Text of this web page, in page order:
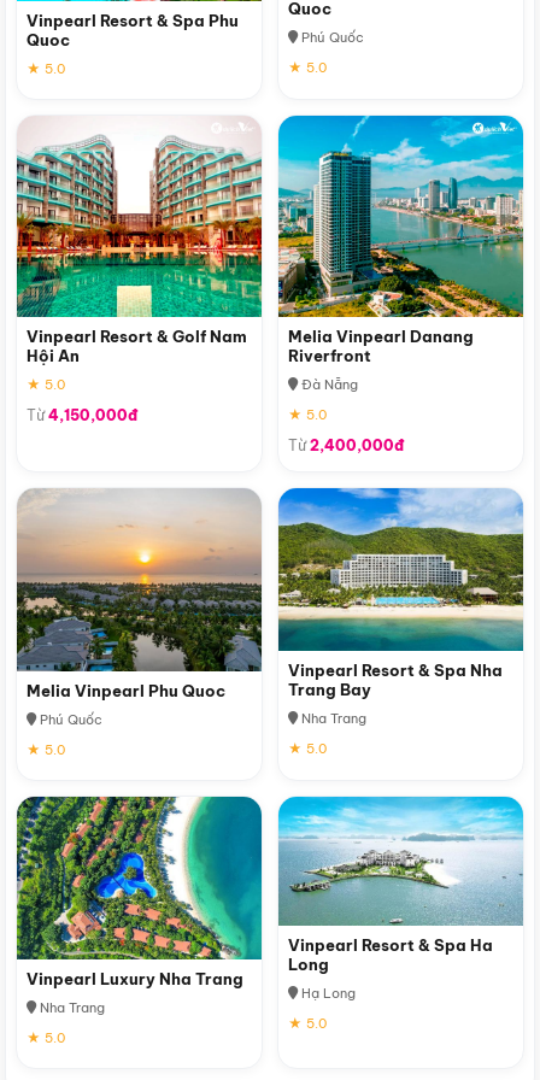
Vinpearl Resort & Spa Phu
Quoc
★ 5.0
Quoc
Phú Quốc
★ 5.0
Vinpearl Resort & Golf Nam
Hội An
★ 5.0
Từ4,150,000đ
Melia Vinpearl Danang
Riverfront
Đà Nẵng
★ 5.0
Từ2,400,000đ
Melia Vinpearl Phu Quoc
Phú Quốc
★ 5.0
Vinpearl Resort & Spa Nha
Trang Bay
Nha Trang
★ 5.0
Vinpearl Luxury Nha Trang
Nha Trang
★ 5.0
Vinpearl Resort & Spa Ha
Long
Hạ Long
★ 5.0